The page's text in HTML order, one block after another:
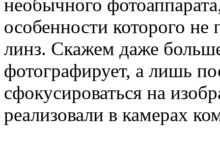
необычного
особенности которого
линз. Скажем даже
фотографирует, а лишь
сфокусироваться на
реализовали в камерах